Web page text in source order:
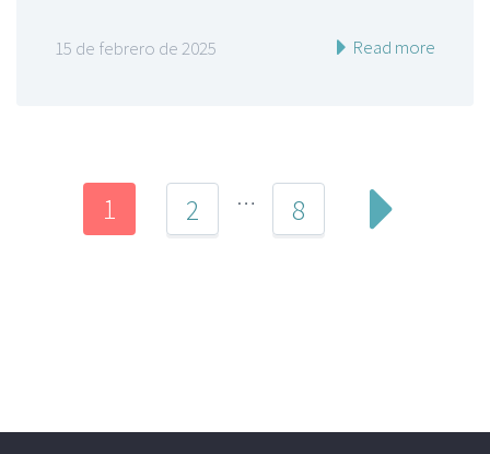
15 de febrero de 2025 Read more
1 2 … 8